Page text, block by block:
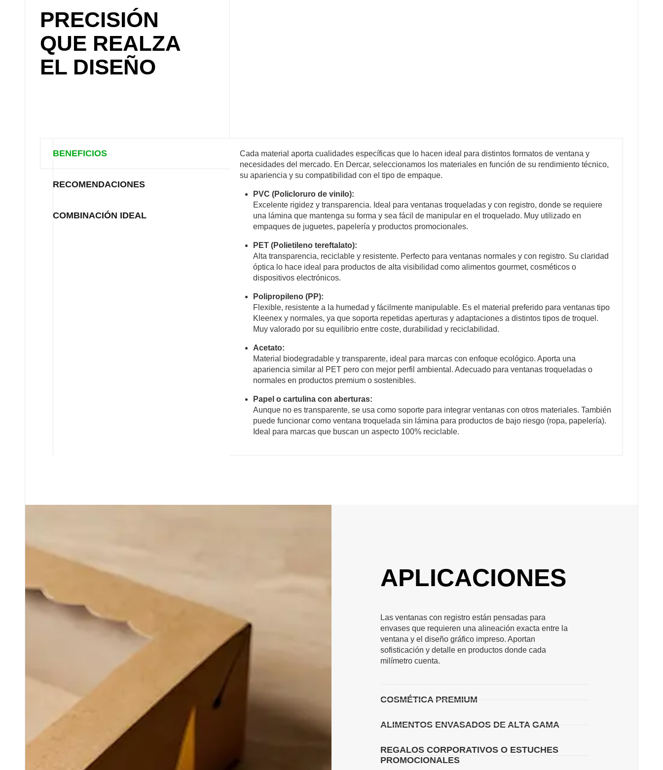
PRECISIÓN
QUE REALZA
EL DISEÑO
BENEFICIOS
RECOMENDACIONES
COMBINACIÓN IDEAL
Cada material aporta cualidades específicas que lo hacen ideal para distintos formatos de ventana y
necesidades del mercado. En Dercar, seleccionamos los materiales en función de su rendimiento técnico,
su apariencia y su compatibilidad con el tipo de empaque.
PVC (Policloruro de vinilo):
Excelente rigidez y transparencia. Ideal para ventanas troqueladas y con registro, donde se requiere
una lámina que mantenga su forma y sea fácil de manipular en el troquelado. Muy utilizado en
empaques de juguetes, papelería y productos promocionales.
PET (Polietileno tereftalato):
Alta transparencia, reciclable y resistente. Perfecto para ventanas normales y con registro. Su claridad
óptica lo hace ideal para productos de alta visibilidad como alimentos gourmet, cosméticos o
dispositivos electrónicos.
Polipropileno (PP):
Flexible, resistente a la humedad y fácilmente manipulable. Es el material preferido para ventanas tipo
Kleenex y normales, ya que soporta repetidas aperturas y adaptaciones a distintos tipos de troquel.
Muy valorado por su equilibrio entre coste, durabilidad y reciclabilidad.
Acetato:
Material biodegradable y transparente, ideal para marcas con enfoque ecológico. Aporta una
apariencia similar al PET pero con mejor perfil ambiental. Adecuado para ventanas troqueladas o
normales en productos premium o sostenibles.
Papel o cartulina con aberturas:
Aunque no es transparente, se usa como soporte para integrar ventanas con otros materiales. También
puede funcionar como ventana troquelada sin lámina para productos de bajo riesgo (ropa, papelería).
Ideal para marcas que buscan un aspecto 100% reciclable.
APLICACIONES
Las ventanas con registro están pensadas para
envases que requieren una alineación exacta entre la
ventana y el diseño gráfico impreso. Aportan
sofisticación y detalle en productos donde cada
milímetro cuenta.
COSMÉTICA PREMIUM
ALIMENTOS ENVASADOS DE ALTA GAMA
REGALOS CORPORATIVOS O ESTUCHES
PROMOCIONALES